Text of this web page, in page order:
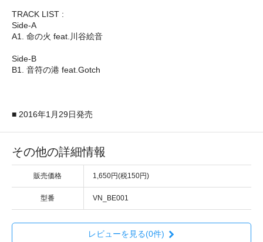
TRACK LIST :
Side-A
A1. 命の火 feat.川谷絵音
Side-B
B1. 音符の港 feat.Gotch
■ 2016年1月29日発売
その他の詳細情報
販売価格 1,650円(税150円)
型番 VN_BE001
レビューを見る(0件)